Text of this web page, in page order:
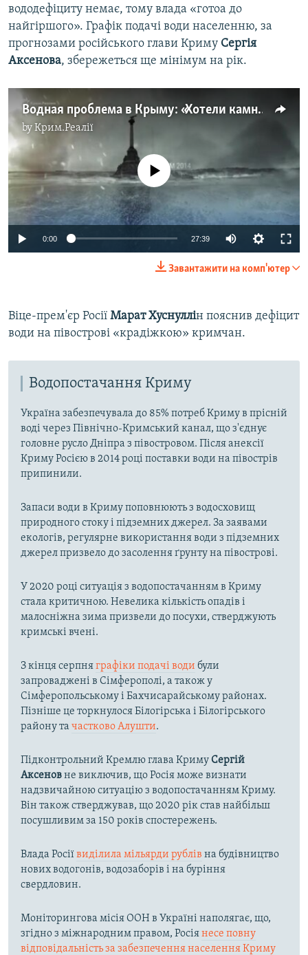
вододефіциту немає, тому влада «готоа до
найгіршого». Графік подачі води населенню, за
прогнозами російського глави Криму Сергія
Аксенова, збережеться ще мінімум на рік.
Водная проблема в Крыму: «Хотели камни с неба, а летят булыжники» | Крым.Реалии ТВ (видео)
byКрим.Реалії
720p 1080p
No media source currently available
0:00 27:39
720p
Завантажити на комп'ютер
Віце-прем'єр Росії Марат Хуснуллін пояснив дефіцит
води на півострові «крадіжкою» кримчан.
Водопостачання Криму
Україна забезпечувала до 85% потреб Криму в прісній
воді через Північно-Кримський канал, що з'єднує
головне русло Дніпра з півостровом. Після анексії
Криму Росією в 2014 році поставки води на півострів
припинили.
Запаси води в Криму поповнюють з водосховищ
природного стоку і підземних джерел. За заявами
екологів, регулярне використання води з підземних
джерел призвело до засолення ґрунту на півострові.
У 2020 році ситуація з водопостачанням в Криму
стала критичною. Невелика кількість опадів і
малосніжна зима призвели до посухи, стверджують
кримські вчені.
З кінця серпняграфіки подачі води були
запроваджені в Сімферополі, а також у
Сімферопольському і Бахчисарайському районах.
Пізніше це торкнулося Білогірська і Білогірського
району та частково Алушти.
Підконтрольний Кремлю глава КримуСергій
Аксеновне виключив, що Росія може визнати
надзвичайною ситуацію з водопостачанням Криму.
Він також стверджував, що 2020 рік став найбільш
посушливим за 150 років спостережень.
Влада Росіївиділила мільярди рублів на будівництво
нових водогонів, водозаборів і на буріння
свердловин.
Моніторингова місія ООН в Україні наполягає, що,
згідно з міжнародним правом, Росіянесе повну
відповідальність за забезпечення населення Криму